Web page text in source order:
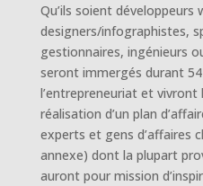
Qu’ils soient développeurs
designers/infographistes,
gestionnaires, ingénieurs
seront immergés durant 54
l’entrepreneuriat et
réalisation d’un plan
experts et gens d’affaires
annexe) dont la plupart
auront pour mission